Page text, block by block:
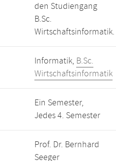
den Studiengang
B.Sc.
Wirtschaftsinformatik.
Informatik, B.Sc.
Wirtschaftsinformatik
Ein Semester,
Jedes 4. Semester
Prof. Dr. Bernhard
Seeger